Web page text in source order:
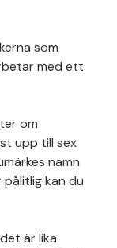
som
med ett
om
upp till sex
namn
kan du
är lika